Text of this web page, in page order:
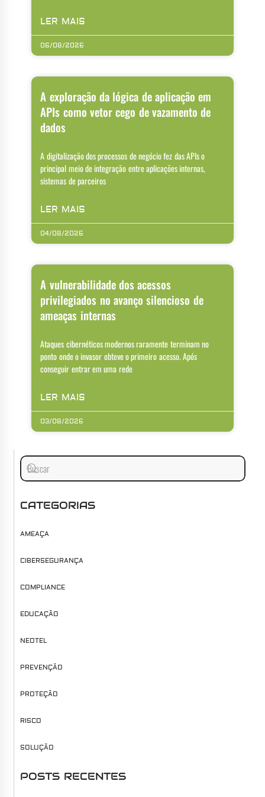
LER MAIS
06/08/2026
A exploração da lógica de aplicação em
APIs como vetor cego de vazamento de
dados
A digitalização dos processos de negócio fez das APIs o
principal meio de integração entre aplicações internas,
sistemas de parceiros
LER MAIS
04/08/2026
A vulnerabilidade dos acessos
privilegiados no avanço silencioso de
ameaças internas
Ataques cibernéticos modernos raramente terminam no
ponto onde o invasor obteve o primeiro acesso. Após
conseguir entrar em uma rede
LER MAIS
03/08/2026
CATEGORIAS
AMEAÇA
CIBERSEGURANÇA
COMPLIANCE
EDUCAÇÃO
NEOTEL
PREVENÇÃO
PROTEÇÃO
RISCO
SOLUÇÃO
POSTS RECENTES